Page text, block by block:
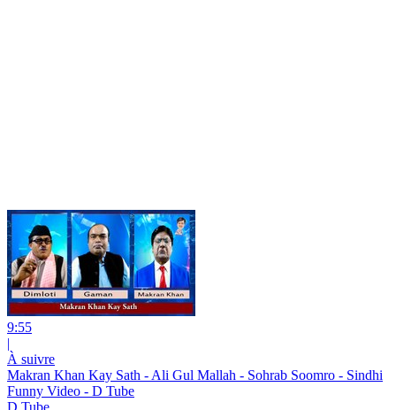
9:55
|
À suivre
Makran Khan Kay Sath - Ali Gul Mallah - Sohrab Soomro - Sindhi
Funny Video - D Tube